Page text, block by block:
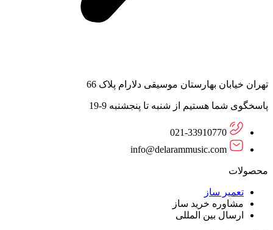
تهران خیابان بهارستان موسیقی دلارام پلاک 66
پاسخگوی شما هستیم از شنبه تا پنجشنبه 9-19
021-33910770
info@delarammusic.com
محصولات
تعمیر ساز
مشاوره خرید ساز
ارسال بین المللی